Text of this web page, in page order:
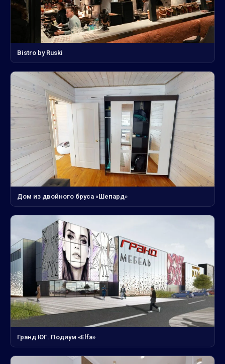
Bistro by Ruski
Дом из двойного бруса «Шепард»
Гранд ЮГ. Подиум «Elfa»